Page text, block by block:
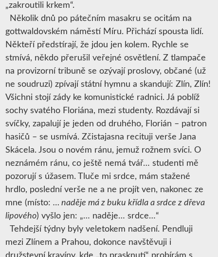
„zakroutili krkem“.
Několik dnů po pátečním masakru se ocitám na
gottwaldovském náměstí Míru. Přichází spousta lidí.
Někteří předstírají, že jdou jen kolem. Rychle se
stmívá, někdo přerušil veřejné osvětlení. Z tlampače
na provizorní tribuně se ozývají proslovy, občané (už
ne soudruzi) zpívají státní hymnu a skandují: Zlín, Zlín!
Všichni stojí zády ke komunistické radnici. Já poblíž
sochy svatého Floriána, mezi studenty. Rozdávají si
svíčky, zapalují je jeden od druhého, Florián – patron
hasičů – se usmívá. Zčistajasna recituji verše Jana
Skácela. Jsou o novém ránu, jemuž rožnem svíci. O
neznámém ránu, co ještě nemá tvář… studenti mě
pozorují s úžasem. Tluče mi srdce, mám stažené
hrdlo, poslední verše ne a ne projít ven, nakonec ze
mne (místo:… naděje má z buku křídla a srdce z dřeva
lipového) vyšlo jen: „… naděje… srdce…“
Tehdejší týdny byly veletokem nadšení. Pendluji
mezi Zlínem a Prahou, dokonce navštěvuji i